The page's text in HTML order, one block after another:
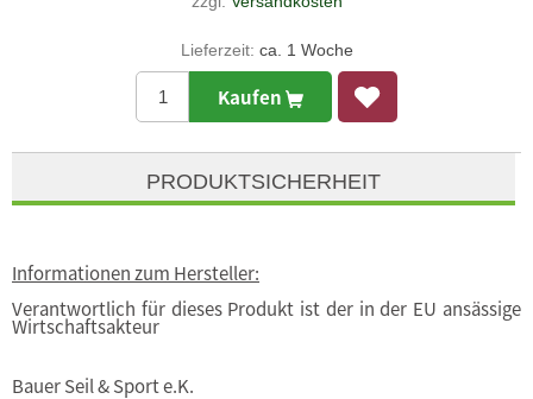
Lieferzeit: ca. 1 Woche
Kaufen
PRODUKTSICHERHEIT
Informationen zum Hersteller:
Verantwortlich für dieses Produkt ist der in der EU ansässige
Wirtschaftsakteur
Bauer Seil & Sport e.K.